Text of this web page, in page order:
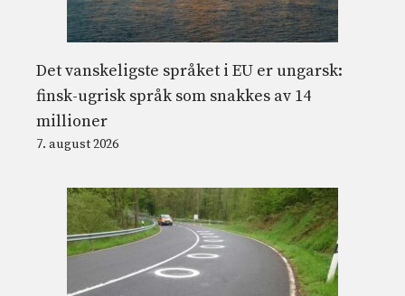
Det vanskeligste språket i EU er ungarsk:
finsk-ugrisk språk som snakkes av 14
millioner
7. august 2026